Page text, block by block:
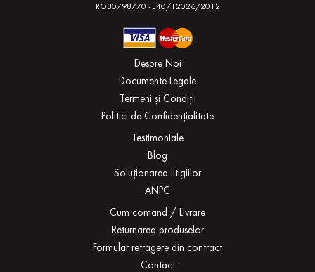
RO30798770 - J40/12026/2012
Despre Noi
Documente Legale
Termeni și Condiții
Politici de Confidențialitate
Testimoniale
Blog
Soluționarea litigiilor
ANPC
Cum comand / Livrare
Returnarea produselor
Formular retragere din contract
Contact